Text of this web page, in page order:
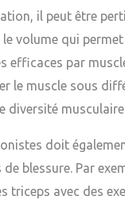
il peut être
volume qui
efficaces par
le muscle sous
diversité
doit
blessure. Par
triceps avec des